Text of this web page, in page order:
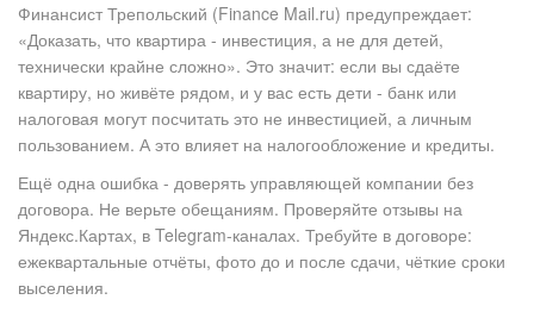
Финансист Трепольский (Finance Mail.ru) предупреждает:
«Доказать, что квартира - инвестиция, а не для детей,
технически крайне сложно». Это значит: если вы сдаёте
квартиру, но живёте рядом, и у вас есть дети - банк или
налоговая могут посчитать это не инвестицией, а личным
пользованием. А это влияет на налогообложение и кредиты.
Ещё одна ошибка - доверять управляющей компании без
договора. Не верьте обещаниям. Проверяйте отзывы на
Яндекс.Картах, в Telegram-каналах. Требуйте в договоре:
ежеквартальные отчёты, фото до и после сдачи, чёткие сроки
выселения.